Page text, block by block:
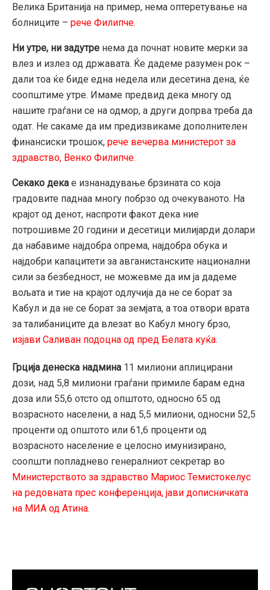
Велика Британија на пример, нема оптеретување на
болниците – рече Филипче.
Ни утре, ни задутре нема да почнат новите мерки за
влез и излез од државата. Ќе дадеме разумен рок –
дали тоа ќе биде една недела или десетина дена, ќе
соопштиме утре. Имаме предвид дека многу од
нашите граѓани се на одмор, а други допрва треба да
одат. Не сакаме да им предизвикаме дополнителен
финансиски трошок, рече вечерва министерот за
здравство, Венко Филипче.
Секако дека е изнанадување брзината со која
градовите паднаа многу побрзо од очекуваното. На
крајот од денот, наспроти факот дека ние
потрошивме 20 години и десетици милијарди долари
да набавиме најдобра опрема, најдобра обука и
најдобри капацитети за авганистанските национални
сили за безбедност, не можевме да им ја дадеме
вољата и тие на крајот одлучија да не се борат за
Кабул и да не се борат за земјата, а тоа отвори врата
за талибаниците да влезат во Кабул многу брзо,
изјави Саливан подоцна од пред Белата куќа.
Грција денеска надмина 11 милиони аплицирани
дози, над 5,8 милиони граѓани примиле барам една
доза или 55,6 отсто од општото, односно 65 од
возрасното населени, а над 5,5 милиони, односни 52,5
проценти од општото или 61,6 проценти од
возрасното население е целосно имунизирано,
соопшти попладнево генералниот секретар во
Министерството за здравство Мариос Темистокелус
на редовната прес конференција, јави дописничката
на МИА од Атина.